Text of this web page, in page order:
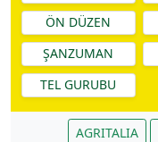
ÖN DÜZEN
ŞANZUMAN
TEL GURUBU
AGRITALIA